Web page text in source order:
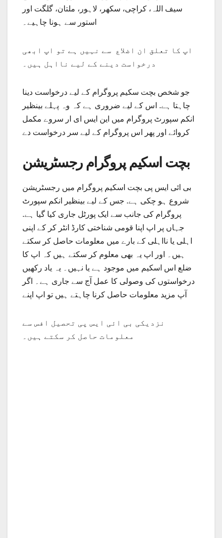
سیف اللہ، کراچی، سکھر، لاہور، ملتان، گلگت اور
استور سے ہونا چاہیے۔
اپ کا تعلق ان اضلاع سے نہیں ہے تو اپ ابھی
درخواست دینے کے لیے نااہل ہیں۔
جو شخص بچت سکیم پروگرام کے لیے درخواست دینا
چاہتا ہے. اس کے لیے ضروری ہے کہ وہ پہلے بینظیر
انکم سپورٹ پروگرام میں این ایس ای ار سروے مکمل
کروائے اور پھر اس پروگرام کے لیے سر درخواست دے
بچت اسکیم پروگرام رجسٹریشن
بی ائی ایس پی بچت اسکیم پروگرام میں رجسٹریشن
شروع ہو چکی ہے. جس کے لیے بینظیر انکم سپورٹ
پروگرام کی جانب سے ایک پورٹل جاری کیا گیا ہے.
جہاں پر اپ اپنا قومی شناختی کارڈ انٹر کر کے اپنی
اہلی یا نااہلی کے بارے میں معلومات حاصل کر سکتے
ہیں۔ اور اپ یہ بھی معلوم کر سکتے ہیں کہ اپ کا
ضلع اس اسکیم میں موجود ہے یا نہیں۔ یہ یاد رکھیں
درخواستوں کی وصولی کا عمل آج سے جاری ہے۔ اگر
آپ مزید معلومات حاصل کرنا چاہتے ہیں تو اپ اپنے
نزدیکی بی ائی ایس پی تحصیل افس سے
معلومات حاصل کر سکتے ہیں۔